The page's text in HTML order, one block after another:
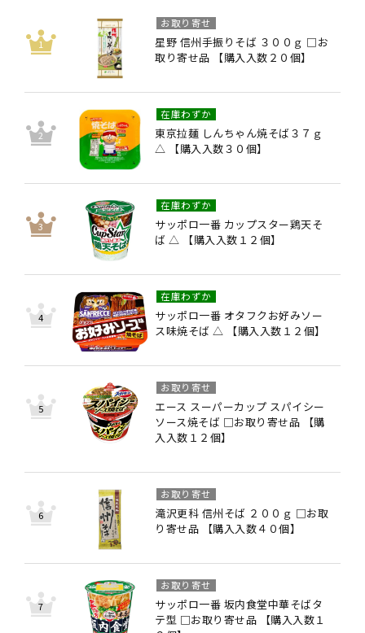
星野 信州手振りそば ３００ｇ □お
取り寄せ品 【購入入数２０個】
お取り寄せ
東京拉麺 しんちゃん焼そば３７ｇ
△ 【購入入数３０個】
在庫わずか
サッポロ一番 カップスター鶏天そ
ば △ 【購入入数１２個】
在庫わずか
サッポロ一番 オタフクお好みソー
ス味焼そば △ 【購入入数１２個】
在庫わずか
エース スーパーカップ スパイシー
ソース焼そば □お取り寄せ品 【購
入入数１２個】
お取り寄せ
滝沢更科 信州そば ２００ｇ □お取
り寄せ品 【購入入数４０個】
お取り寄せ
サッポロ一番 坂内食堂中華そばタ
テ型 □お取り寄せ品 【購入入数１
お取り寄せ